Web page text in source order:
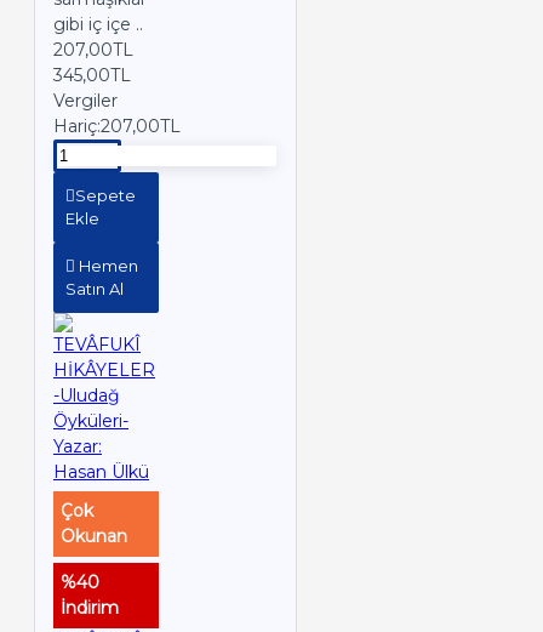
gibi iç içe ..
207,00TL
345,00TL
Vergiler
Hariç:207,00TL
Sepete
Ekle
Hemen
Satın Al
Çok
Okunan
%40
İndirim